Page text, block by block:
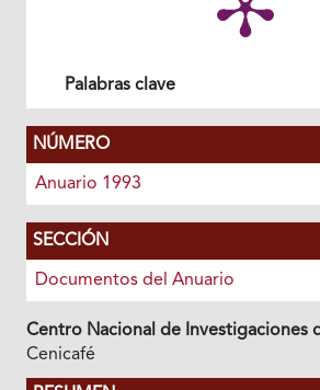
Palabras clave
NÚMERO
Anuario 1993
SECCIÓN
Documentos del Anuario
Centro Nacional de Investigaciones
Cenicafé